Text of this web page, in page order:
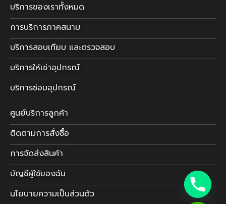
บริการของเราทั้งหมด
การบริการภาคสนาม
บริการสอบเทียบ และตรวจสอบ
บริการให้เช่าอุปกรณ์
บริการซ่อมอุปกรณ์
ศูนย์บริการลูกค้า
ติดตามการสั่งซื้อ
การจัดส่งสินค้า
บัญชีผู้ใช้ของฉัน
นโยบายความเป็นส่วนตัว